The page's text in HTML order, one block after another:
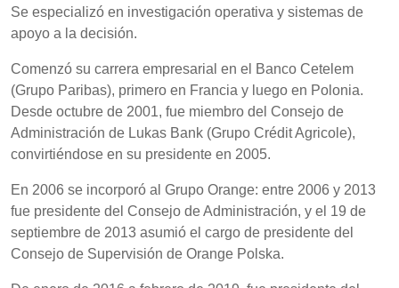
Se especializó en investigación operativa y sistemas de
apoyo a la decisión.
Comenzó su carrera empresarial en el Banco Cetelem
(Grupo Paribas), primero en Francia y luego en Polonia.
Desde octubre de 2001, fue miembro del Consejo de
Administración de Lukas Bank (Grupo Crédit Agricole),
convirtiéndose en su presidente en 2005.
En 2006 se incorporó al Grupo Orange: entre 2006 y 2013
fue presidente del Consejo de Administración, y el 19 de
septiembre de 2013 asumió el cargo de presidente del
Consejo de Supervisión de Orange Polska.